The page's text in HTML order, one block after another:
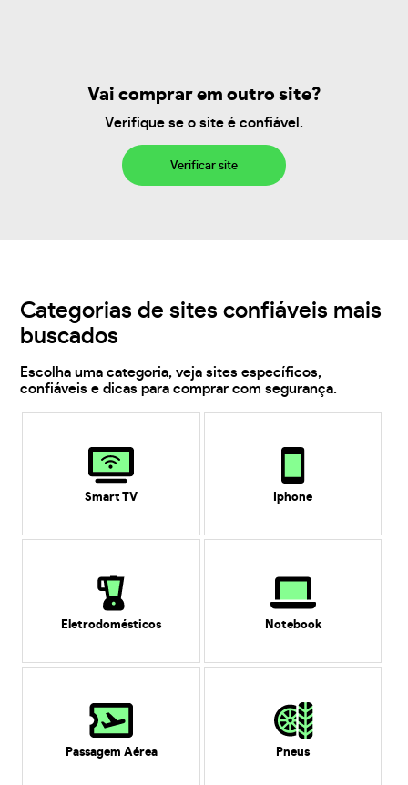
Vai comprar em outro site?
Verifique se o site é confiável.
Verificar site
Categorias de sites confiáveis mais
buscados
Escolha uma categoria, veja sites específicos,
confiáveis e dicas para comprar com segurança.
Smart TV Iphone
Eletrodomésticos Notebook
Passagem Aérea Pneus